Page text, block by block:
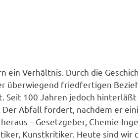
ein Verhältnis. Durch die
überwiegend friedfertigen
100 Jahren jedoch
Abfall fordert, nachdem er
– Gesetzgeber, Chemie-
Kunstkritiker. Heute sind